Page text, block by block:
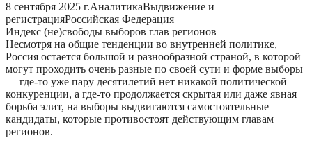
8 сентября 2025 г.АналитикаВыдвижение и
регистрацияРоссийская Федерация
Индекс (не)свободы выборов глав регионов
Несмотря на общие тенденции во внутренней политике,
Россия остается большой и разнообразной страной, в которой
могут проходить очень разные по своей сути и форме выборы
— где-то уже пару десятилетий нет никакой политической
конкуренции, а где-то продолжается скрытая или даже явная
борьба элит, на выборы выдвигаются самостоятельные
кандидаты, которые противостоят действующим главам
регионов.